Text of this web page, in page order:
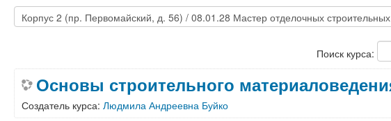
Поиск курса:
Основы строительного
Создатель курса: Людмила Андреевна Буйко